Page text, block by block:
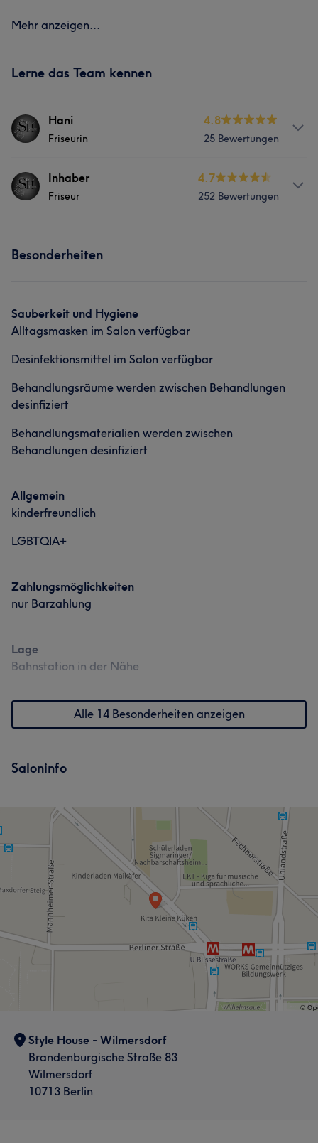
Mehr anzeigen...
Lerne das Team kennen
Hani
Friseurin
4.8
25 Bewertungen
Info
Friseurin
Inhaber
Friseur
4.7
252 Bewertungen
Was unsere Kunden über Inhaber sagen
Kompetent
Herzlich 9
Besonderheiten
Sauberkeit und Hygiene
Alltagsmasken im Salon verfügbar
Desinfektionsmittel im Salon verfügbar
Behandlungsräume werden zwischen Behandlungen
desinfiziert
Behandlungsmaterialien werden zwischen
Behandlungen desinfiziert
Allgemein
kinderfreundlich
LGBTQIA+
Zahlungsmöglichkeiten
nur Barzahlung
Lage
Bahnstation in der Nähe
Alle 14 Besonderheiten anzeigen
Saloninfo
Style House - Wilmersdorf
Brandenburgische Straße 83
Wilmersdorf
10713 Berlin